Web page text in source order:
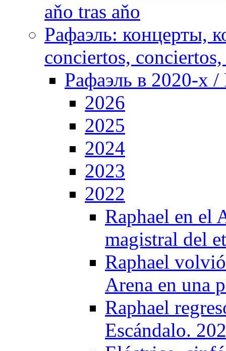
aňo tras aňo
Рафаэль: концерты,
conciertos,
Рафаэль в 2020-х /
2026
2025
2024
2023
2022
Raphael en el
magistral del
Raphael
Arena en una
Raphael
Escándalo.